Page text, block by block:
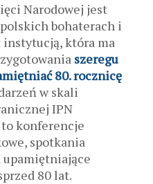
Narodowej jest
bohaterach i
która ma
szeregu
80. rocznicę
w skali
IPN
to konferencje
spotkania
upamiętniające
80 lat.